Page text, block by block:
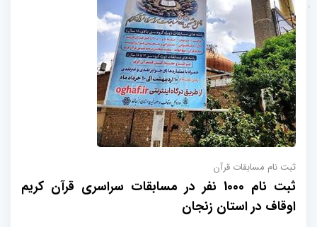
ثبت نام مسابقات قرآن
ثبت نام 1000 نفر در مسابقات سراسری قرآن کریم
اوقاف در استان زنجان